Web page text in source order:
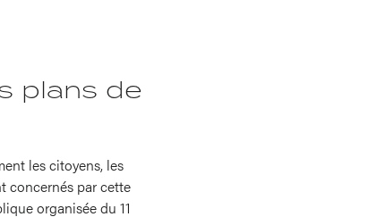
plans de
les citoyens, les
concernés par cette
organisée du 11